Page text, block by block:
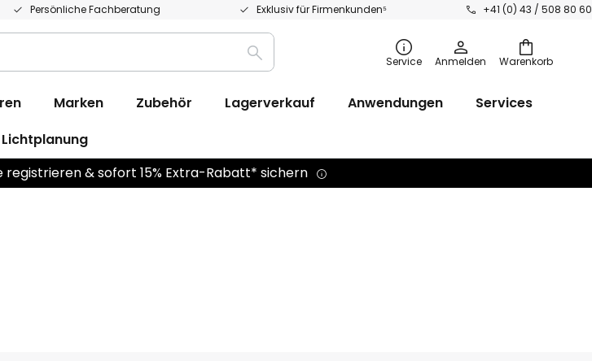
Persönliche Fachberatung Exklusiv für Firmenkunden⁵ +41 (0) 43 / 508 80 60
Warenkorb
Suche Service Anmelden
Marken Zubehör Lagerverkauf Anwendungen
Services
Lichtplanung
& sofort 15% Extra-Rabatt* sichern